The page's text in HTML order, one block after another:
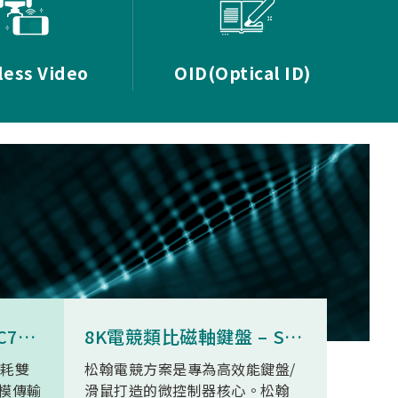
Video OID(Optical ID)
8K無線三模滑鼠 - SNC73350
雙
傳輸
8K電競類比磁軸鍵盤 – SN34F280
松翰電競方案是專為高效能鍵盤/
滑鼠打造的微控制器核心。松翰